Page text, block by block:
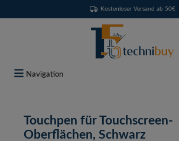
Kostenloser Versand ab 50€
Navigation
Touchpen für Touchscreen-
Oberflächen, Schwarz